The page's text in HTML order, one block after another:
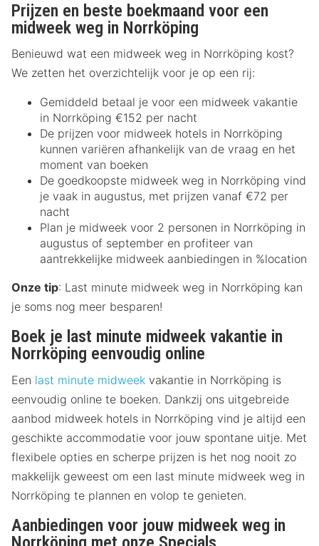
Prijzen en beste boekmaand voor een
midweek weg in Norrköping
Benieuwd wat een midweek weg in Norrköping kost?
We zetten het overzichtelijk voor je op een rij:
Gemiddeld betaal je voor een midweek vakantie
in Norrköping €152 per nacht
De prijzen voor midweek hotels in Norrköping
kunnen variëren afhankelijk van de vraag en het
moment van boeken
De goedkoopste midweek weg in Norrköping vind
je vaak in augustus, met prijzen vanaf €72 per
nacht
Plan je midweek voor 2 personen in Norrköping in
augustus of september en profiteer van
aantrekkelijke midweek aanbiedingen in %location
Onze tip: Last minute midweek weg in Norrköping kan
je soms nog meer besparen!
Boek je last minute midweek vakantie in
Norrköping eenvoudig online
Een last minute midweek vakantie in Norrköping is
eenvoudig online te boeken. Dankzij ons uitgebreide
aanbod midweek hotels in Norrköping vind je altijd een
geschikte accommodatie voor jouw spontane uitje. Met
flexibele opties en scherpe prijzen is het nog nooit zo
makkelijk geweest om een last minute midweek weg in
Norrköping te plannen en volop te genieten.
Aanbiedingen voor jouw midweek weg in